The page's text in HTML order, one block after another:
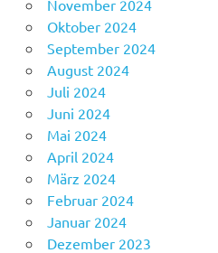
November 2024
Oktober 2024
September 2024
August 2024
Juli 2024
Juni 2024
Mai 2024
April 2024
März 2024
Februar 2024
Januar 2024
Dezember 2023